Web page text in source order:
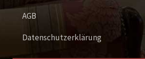
AGB
Datenschutzerklärung